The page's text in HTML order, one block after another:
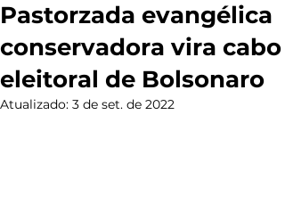
Pastorzada evangélica
conservadora vira cabo
eleitoral de Bolsonaro
Atualizado: 3 de set. de 2022